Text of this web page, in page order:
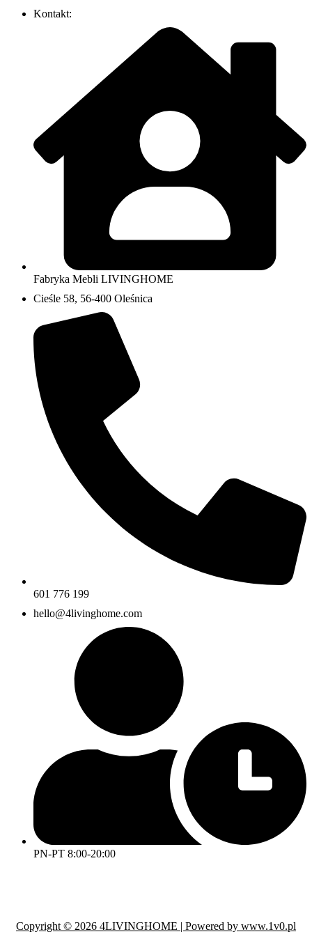
Kontakt:
Fabryka Mebli LIVINGHOME
Cieśle 58, 56-400 Oleśnica
601 776 199
hello@4livinghome.com
PN-PT 8:00-20:00
Copyright © 2026 4LIVINGHOME | Powered by www.1v0.pl